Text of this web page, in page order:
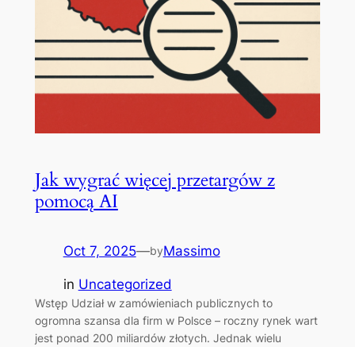
Jak wygrać więcej przetargów z
pomocą AI
Oct 7, 2025—byMassimo
in Uncategorized
Wstęp Udział w zamówieniach publicznych to
ogromna szansa dla firm w Polsce – roczny rynek wart
jest ponad 200 miliardów złotych. Jednak wielu